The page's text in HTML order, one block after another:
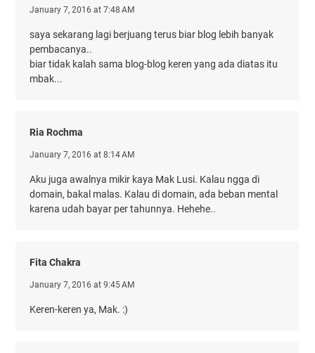
January 7, 2016 at 7:48 AM
saya sekarang lagi berjuang terus biar blog lebih banyak
pembacanya..
biar tidak kalah sama blog-blog keren yang ada diatas itu
mbak...
Ria Rochma
January 7, 2016 at 8:14 AM
Aku juga awalnya mikir kaya Mak Lusi. Kalau ngga di
domain, bakal malas. Kalau di domain, ada beban mental
karena udah bayar per tahunnya. Hehehe..
Fita Chakra
January 7, 2016 at 9:45 AM
Keren-keren ya, Mak. :)